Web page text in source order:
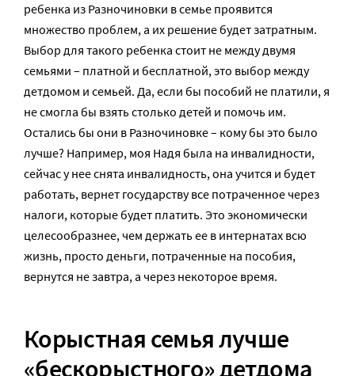
ребенка из Разночиновки в семье проявится
множество проблем, а их решение будет затратным.
Выбор для такого ребенка стоит не между двумя
семьями – платной и бесплатной, это выбор между
детдомом и семьей. Да, если бы пособий не платили, я
не смогла бы взять столько детей и помочь им.
Остались бы они в Разночиновке – кому бы это было
лучше? Например, моя Надя была на инвалидности,
сейчас у нее снята инвалидность, она учится и будет
работать, вернет государству все потраченное через
налоги, которые будет платить. Это экономически
целесообразнее, чем держать ее в интернатах всю
жизнь, просто деньги, потраченные на пособия,
вернутся не завтра, а через некоторое время.
Корыстная семья лучше
«бескорыстного» детдома